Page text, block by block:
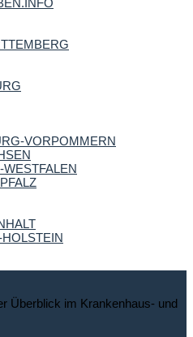
VORPOMMERN
Überblick im Krankenhaus- und